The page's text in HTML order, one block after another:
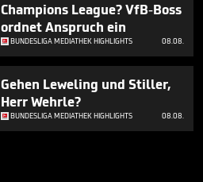
Champions League? VfB-Boss
ordnet Anspruch ein
BUNDESLIGA MEDIATHEK HIGHLIGHTS 08.08.
Gehen Leweling und Stiller,
Herr Wehrle?
BUNDESLIGA MEDIATHEK HIGHLIGHTS 08.08.